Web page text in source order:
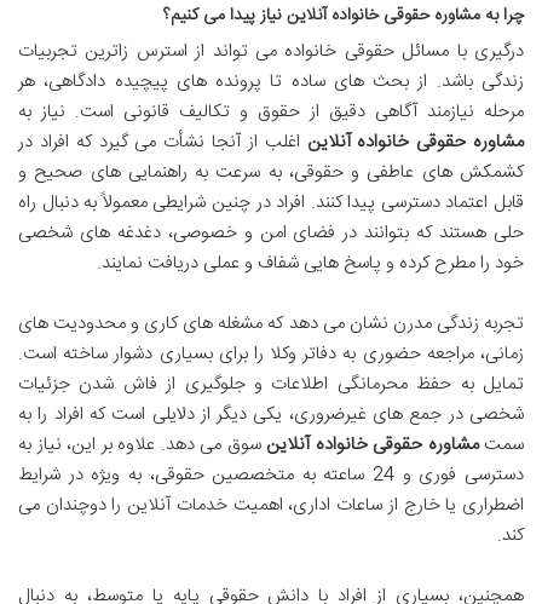
چرا به مشاوره حقوقی خانواده آنلاین نیاز پیدا می کنیم؟
درگیری با مسائل حقوقی خانواده می تواند از استرس زاترین تجربیات
زندگی باشد. از بحث های ساده تا پرونده های پیچیده دادگاهی، هر
مرحله نیازمند آگاهی دقیق از حقوق و تکالیف قانونی است. نیاز به
مشاوره حقوقی خانواده آنلاین اغلب از آنجا نشأت می گیرد که افراد در
کشمکش های عاطفی و حقوقی، به سرعت به راهنمایی های صحیح و
قابل اعتماد دسترسی پیدا کنند. افراد در چنین شرایطی معمولاً به دنبال راه
حلی هستند که بتوانند در فضای امن و خصوصی، دغدغه های شخصی
خود را مطرح کرده و پاسخ هایی شفاف و عملی دریافت نمایند.
تجربه زندگی مدرن نشان می دهد که مشغله های کاری و محدودیت های
زمانی، مراجعه حضوری به دفاتر وکلا را برای بسیاری دشوار ساخته است.
تمایل به حفظ محرمانگی اطلاعات و جلوگیری از فاش شدن جزئیات
شخصی در جمع های غیرضروری، یکی دیگر از دلایلی است که افراد را به
سمتمشاوره حقوقی خانواده آنلاین سوق می دهد. علاوه بر این، نیاز به
دسترسی فوری و 24 ساعته به متخصصین حقوقی، به ویژه در شرایط
اضطراری یا خارج از ساعات اداری، اهمیت خدمات آنلاین را دوچندان می
کند.
همچنین، بسیاری از افراد با دانش حقوقی پایه یا متوسط، به دنبال